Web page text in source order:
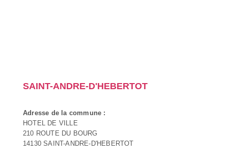
SAINT-ANDRE-D'HEBERTOT
Adresse de la commune :
HOTEL DE VILLE
210 ROUTE DU BOURG
14130 SAINT-ANDRE-D'HEBERTOT